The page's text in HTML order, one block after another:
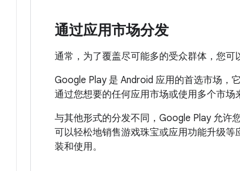
通过应用市场分发
通常，为了覆盖尽可能多的受众群体，您可
Google Play 是 Android 应用的首选市场，
通过您想要的任何应用市场或使用多个市场
与其他形式的分发不同，Google Play 允许
可以轻松地销售游戏珠宝或应用功能升级等
装和使用。